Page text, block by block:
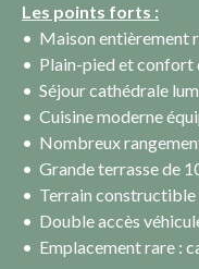
Les points forts :
Maison entièrement
Plain-pied et confort
Séjour cathédrale
Cuisine moderne
Nombreux
Grande terrasse de
Terrain constructible
Double accès
Emplacement rare :